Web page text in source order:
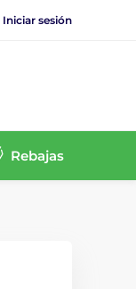
Iniciar sesión
Rebajas